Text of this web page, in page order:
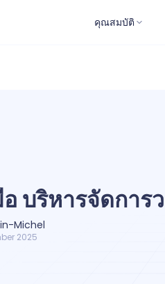
คุณสมบัติ
บริหารจัดการ
Michel
2025